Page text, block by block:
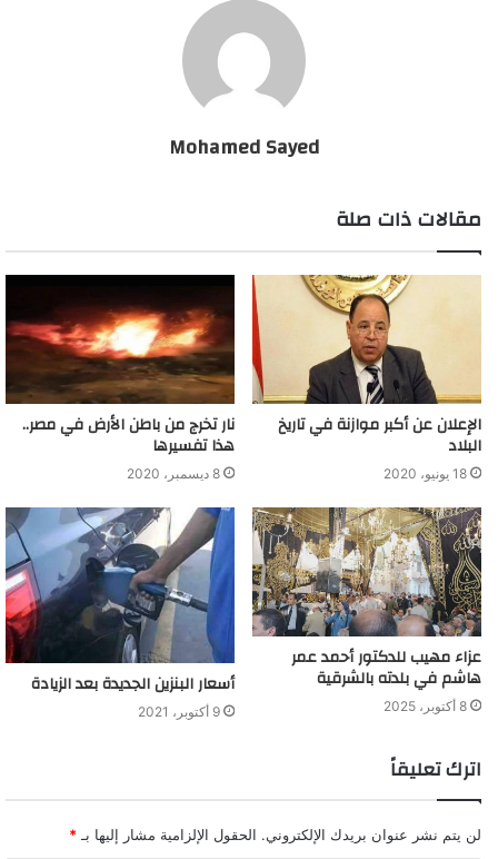
Mohamed Sayed
مقالات ذات صلة
الإعلان عن أكبر موازنة في تاريخ
البلاد
18 يونيو، 2020
نار تخرج من باطن الأرض في مصر..
هذا تفسيرها
8 ديسمبر، 2020
عزاء مهيب للدكتور أحمد عمر
هاشم في بلدته بالشرقية
8 أكتوبر، 2025
أسعار البنزين الجديدة بعد الزيادة
9 أكتوبر، 2021
اترك تعليقاً
لن يتم نشر عنوان بريدك الإلكتروني. الحقول الإلزامية مشار إليها بـ *